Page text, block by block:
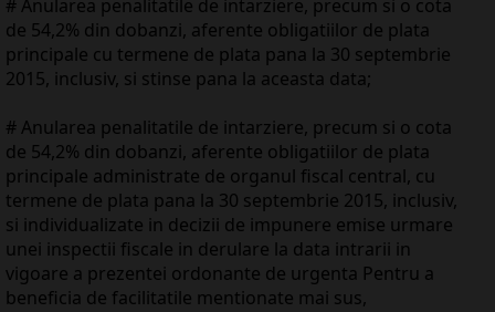
# Anularea penalitatile de intarziere, precum si o cota
de 54,2% din dobanzi, aferente obligatiilor de plata
principale cu termene de plata pana la 30 septembrie
2015, inclusiv, si stinse pana la aceasta data;
# Anularea penalitatile de intarziere, precum si o cota
de 54,2% din dobanzi, aferente obligatiilor de plata
principale administrate de organul fiscal central, cu
termene de plata pana la 30 septembrie 2015, inclusiv,
si individualizate in decizii de impunere emise urmare
unei inspectii fiscale in derulare la data intrarii in
vigoare a prezentei ordonante de urgenta Pentru a
beneficia de facilitatile mentionate mai sus,